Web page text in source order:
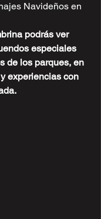
Navideños en
podrás ver
especiales
de los parques, en
experiencias con